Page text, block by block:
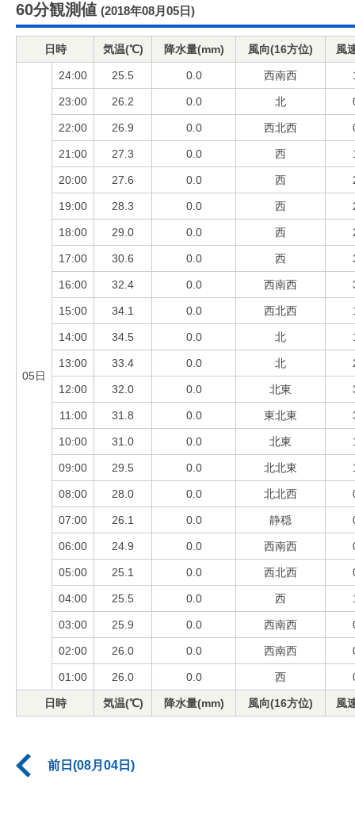
60分観測値 (2018年08月05日)
日時 気温(℃) 降水量(mm) 風向(16方位) 風
05日
24:00 25.5 0.0 西南西
23:00 26.2 0.0 北
22:00 26.9 0.0 西北西
21:00 27.3 0.0 西
20:00 27.6 0.0 西
19:00 28.3 0.0 西
18:00 29.0 0.0 西
17:00 30.6 0.0 西
16:00 32.4 0.0 西南西
15:00 34.1 0.0 西北西
14:00 34.5 0.0 北
13:00 33.4 0.0 北
12:00 32.0 0.0 北東
11:00 31.8 0.0 東北東
10:00 31.0 0.0 北東
09:00 29.5 0.0 北北東
08:00 28.0 0.0 北北西
07:00 26.1 0.0 静穏
06:00 24.9 0.0 西南西
05:00 25.1 0.0 西北西
04:00 25.5 0.0 西
03:00 25.9 0.0 西南西
02:00 26.0 0.0 西南西
01:00 26.0 0.0 西
日時 気温(℃) 降水量(mm) 風向(16方位) 風
前日(08月04日)